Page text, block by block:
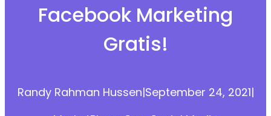
Facebook Marketing
Gratis!
Randy Rahman Hussen|September 24, 2021|